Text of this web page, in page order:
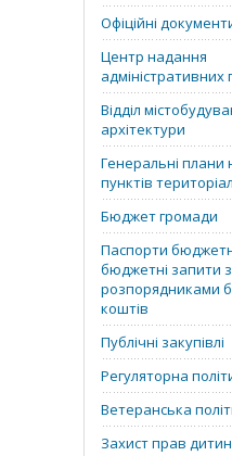
Офіційні
Центр надання
адміністративних
Відділ
архітектури
Генеральні плани
пунктів
Бюджет громади
Паспорти
бюджетні запити
розпорядниками
коштів
Публічні закупівлі
Регуляторна
Ветеранська
Захист прав